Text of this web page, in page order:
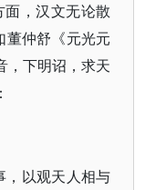
面，汉文无论散
董仲舒《元光元
，下明诏，求天
，以观天人相与